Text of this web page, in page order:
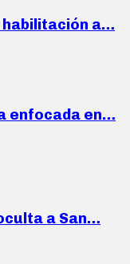
habilitación a…
enfocada en…
a San…